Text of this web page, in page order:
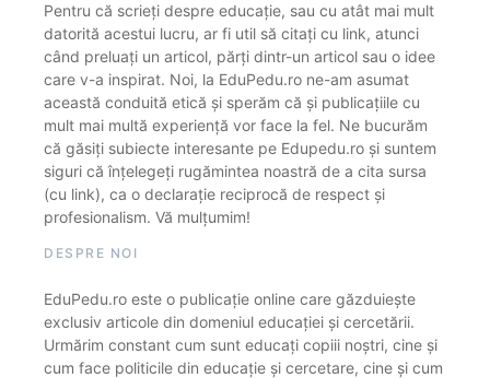
Pentru că scrieți despre educație, sau cu atât mai mult
datorită acestui lucru, ar fi util să citați cu link, atunci
când preluați un articol, părți dintr-un articol sau o idee
care v-a inspirat. Noi, la EduPedu.ro ne-am asumat
această conduită etică și sperăm că și publicațiile cu
mult mai multă experiență vor face la fel. Ne bucurăm
că găsiți subiecte interesante pe Edupedu.ro și suntem
siguri că înțelegeți rugămintea noastră de a cita sursa
(cu link), ca o declarație reciprocă de respect și
profesionalism. Vă mulțumim!
DESPRE NOI
EduPedu.ro este o publicație online care găzduiește
exclusiv articole din domeniul educației și cercetării.
Urmărim constant cum sunt educați copiii noștri, cine și
cum face politicile din educație și cercetare, cine și cum